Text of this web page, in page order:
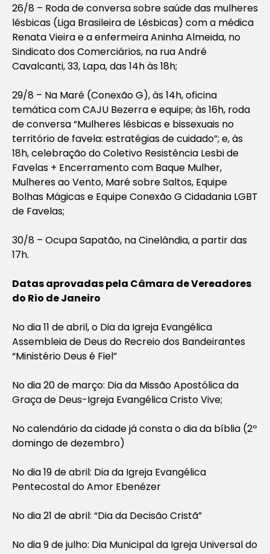
26/8 – Roda de conversa sobre saúde das mulheres
lésbicas (Liga Brasileira de Lésbicas) com a médica
Renata Vieira e a enfermeira Aninha Almeida, no
Sindicato dos Comerciários, na rua André
Cavalcanti, 33, Lapa, das 14h às 18h;
29/8 – Na Maré (Conexão G), às 14h, oficina
temática com CAJU Bezerra e equipe; às 16h, roda
de conversa “Mulheres lésbicas e bissexuais no
território de favela: estratégias de cuidado”; e, às
18h, celebração do Coletivo Resistência Lesbi de
Favelas + Encerramento com Baque Mulher,
Mulheres ao Vento, Maré sobre Saltos, Equipe
Bolhas Mágicas e Equipe Conexão G Cidadania LGBT
de Favelas;
30/8 – Ocupa Sapatão, na Cinelândia, a partir das
17h.
Datas aprovadas pela Câmara de Vereadores
do Rio de Janeiro
No dia 11 de abril, o Dia da Igreja Evangélica
Assembleia de Deus do Recreio dos Bandeirantes
“Ministério Deus é Fiel”
No dia 20 de março: Dia da Missão Apostólica da
Graça de Deus-Igreja Evangélica Cristo Vive;
No calendário da cidade já consta o dia da bíblia (2º
domingo de dezembro)
No dia 19 de abril: Dia da Igreja Evangélica
Pentecostal do Amor Ebenézer
No dia 21 de abril: “Dia da Decisão Cristã”
No dia 9 de julho: Dia Municipal da Igreja Universal do